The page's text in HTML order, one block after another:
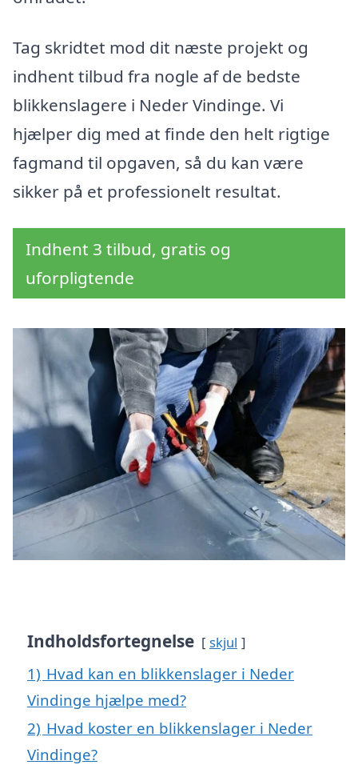
Tag skridtet mod dit næste projekt og
indhent tilbud fra nogle af de bedste
blikkenslagere i Neder Vindinge. Vi
hjælper dig med at finde den helt rigtige
fagmand til opgaven, så du kan være
sikker på et professionelt resultat.
Indhent 3 tilbud, gratis og
uforpligtende
Indholdsfortegnelse skjul
1) Hvad kan en blikkenslager i Neder
Vindinge hjælpe med?
2) Hvad koster en blikkenslager i Neder
Vindinge?